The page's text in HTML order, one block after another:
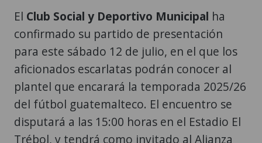
El Club Social y Deportivo Municipal ha
confirmado su partido de presentación
para este sábado 12 de julio, en el que los
aficionados escarlatas podrán conocer al
plantel que encarará la temporada 2025/26
del fútbol guatemalteco. El encuentro se
disputará a las 15:00 horas en el Estadio El
Trébol, y tendrá como invitado al Alianza